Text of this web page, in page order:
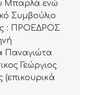
Μπαρλά ενώ
Συμβούλιο
: ΠΡΟΕΔΡΟΣ
Γεώργιος
(επικουρικά